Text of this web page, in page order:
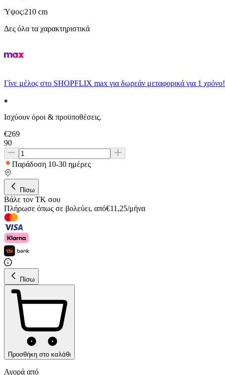
Ύψος:210 cm
Δες όλα τα χαρακτηριστικά
Γίνε μέλος στο SHOPFLIX max για δωρεάν μεταφορικά για 1 χρόνο!
Ισχύουν όροι & προϋποθέσεις.
€269
90
Παράδοση 10-30 ημέρες
Πίσω
Βάλε τον ΤΚ σου
Πλήρωσε όπως σε βολεύει, από€11,25/μήνα
Πίσω
Προσθήκη στο καλάθι
Αγορά από